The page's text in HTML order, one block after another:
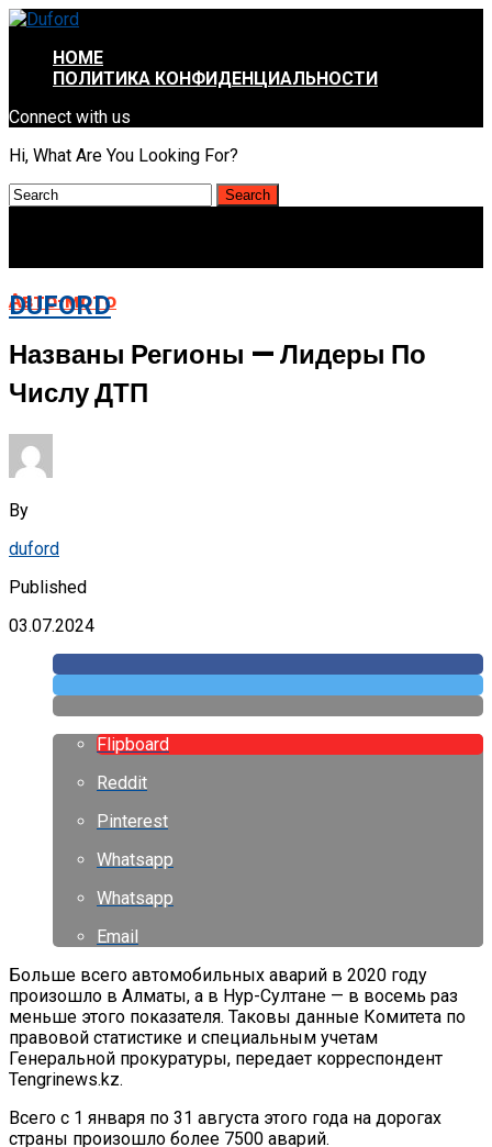
HOME
ПОЛИТИКА КОНФИДЕНЦИАЛЬНОСТИ
Connect with us
Hi, What Are You Looking For?
DUFORD
Авто-мото
Названы Регионы — Лидеры По
Числу ДТП
By
duford
Published
03.07.2024
Flipboard
Reddit
Pinterest
Whatsapp
Whatsapp
Email
Больше всего автомобильных аварий в 2020 году
произошло в Алматы, а в Нур-Султане — в восемь раз
меньше этого показателя. Таковы данные Комитета по
правовой статистике и специальным учетам
Генеральной прокуратуры, передает корреспондент
Tengrinews.kz.
Всего с 1 января по 31 августа этого года на дорогах
страны произошло более 7500 аварий.